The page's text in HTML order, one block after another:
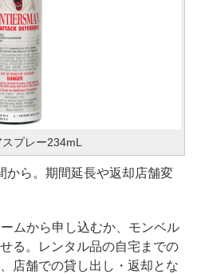
プレー234mL
から。期間延長や返却店舗変
ムから申し込むか、モンベル
る。レンタル品の自宅までの
店舗での貸し出し・返却とな